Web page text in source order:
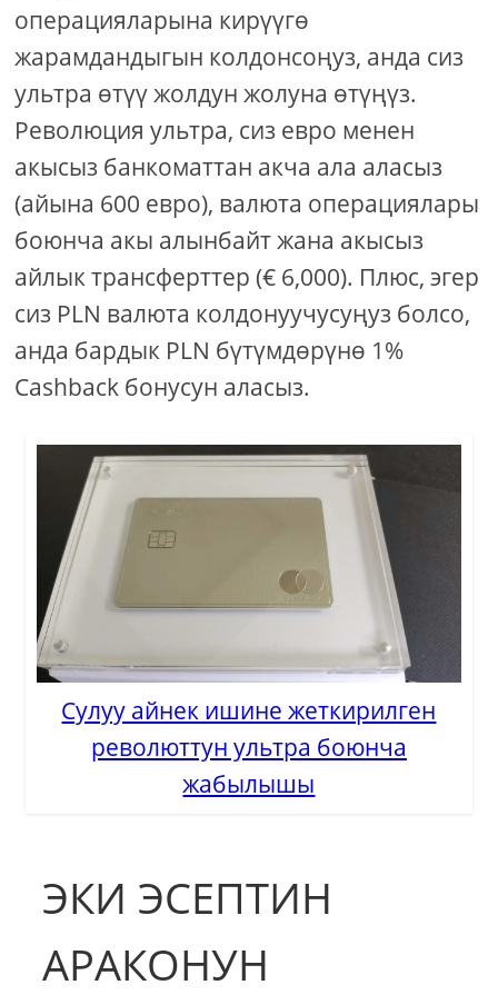
операцияларына кирүүгө
жарамдандыгын колдонсоңуз, анда сиз
ультра өтүү жолдун жолуна өтүңүз.
Революция ультра, сиз евро менен
акысыз банкоматтан акча ала аласыз
(айына 600 евро), валюта операциялары
боюнча акы алынбайт жана акысыз
айлык трансферттер (€ 6,000). Плюс, эгер
сиз PLN валюта колдонуучусуңуз болсо,
анда бардык PLN бүтүмдөрүнө 1%
Cashback бонусун аласыз.
Сулуу айнек ишине жеткирилген
революттун ультра боюнча
жабылышы
ЭКИ ЭСЕПТИН
АРАКОНУН